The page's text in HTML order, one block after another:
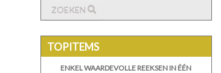
ZOEKEN
TOPITEMS
ENKEL WAARDEVOLLE REEKSEN IN ÉÉN